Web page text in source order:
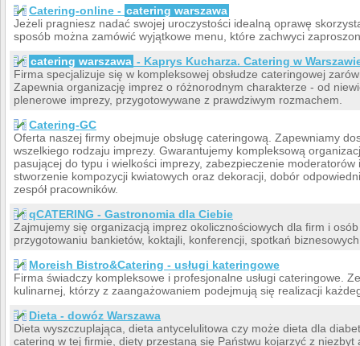
Catering-online - catering warszawa
Jeżeli pragniesz nadać swojej uroczystości idealną oprawę
sposób można zamówić wyjątkowe menu, które zachwyci
catering warszawa - Kaprys Kucharza. Catering w
Firma specjalizuje się w kompleksowej obsłudze cateringowej
Zapewnia organizację imprez o różnorodnym charakterze - od
plenerowe imprezy, przygotowywane z prawdziwym rozmachem.
Catering-GC
Oferta naszej firmy obejmuje obsługę cateringową. Zapewniamy
wszelkiego rodzaju imprezy. Gwarantujemy kompleksową
pasującej do typu i wielkości imprezy, zabezpieczenie
stworzenie kompozycji kwiatowych oraz dekoracji, dobór
zespół pracowników.
qCATERING - Gastronomia dla Ciebie
Zajmujemy się organizacją imprez okolicznościowych dla firm i
przygotowaniu bankietów, koktajli, konferencji, spotkań
Moreish Bistro&Catering - usługi kateringowe
Firma świadczy kompleksowe i profesjonalne usługi cateringowe.
kulinarnej, którzy z zaangażowaniem podejmują się realizacji
Dieta - dowóz Warszawa
Dieta wyszczuplająca, dieta antycelulitowa czy może dieta dla
catering w tej firmie, diety przestaną się Państwu kojarzyć z niezbyt